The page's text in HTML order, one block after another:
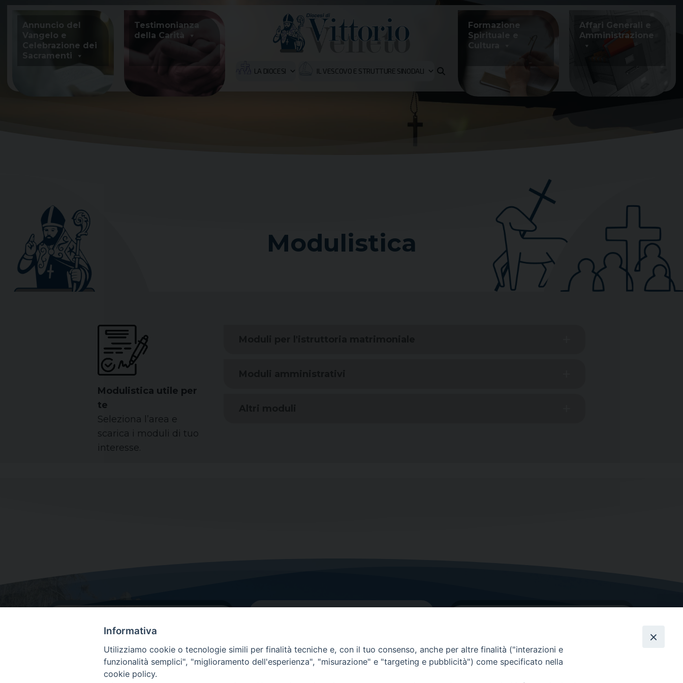
content
Annuncio del
Vangelo e
Celebrazione dei
Sacramenti
Testimonianza
della Carità
LA DIOCESI IL VESCOVO E STRUTTURE SINODALI
Formazione
Spirituale e
Cultura
Affari Generali e
Amministrazione
Modulistica
Modulistica utile per
te
Seleziona l’area e
scarica i moduli di tuo
interesse.
Dove siamo
Contatti principali
Informativa
Utilizziamo cookie o tecnologie simili per finalità tecniche e, con il tuo consenso, anche per altre finalità ("interazioni e
funzionalità semplici", "miglioramento dell'esperienza", "misurazione" e "targeting e pubblicità") come specificato nella
cookie policy.